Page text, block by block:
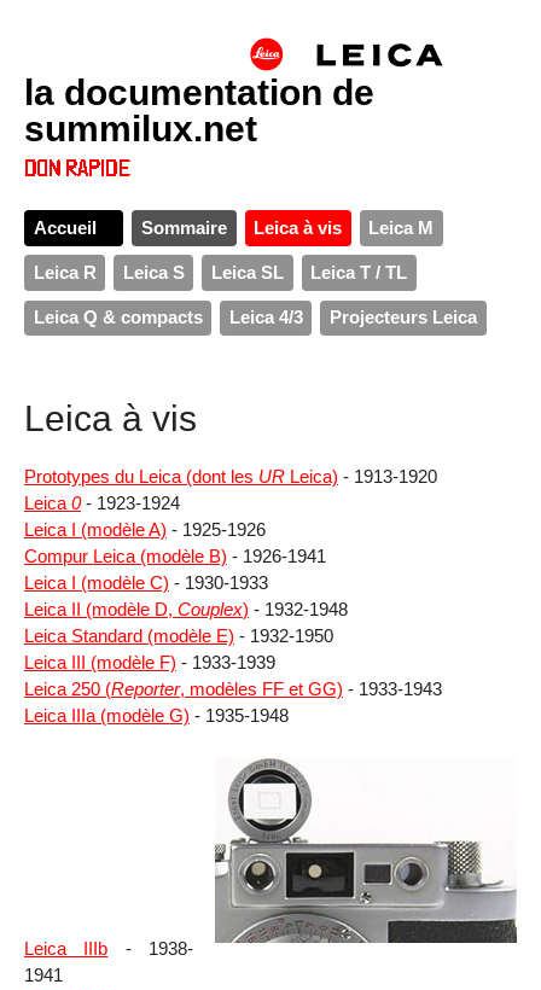
la documentation de
summilux.net
Accueil Sommaire Leica à vis Leica M
Leica R Leica S Leica SL Leica T / TL
Leica Q & compacts Leica 4/3 Projecteurs Leica
Leica à vis
Prototypes du Leica (dont les UR Leica) - 1913-1920
Leica 0- 1923-1924
Leica I (modèle A) - 1925-1926
Compur Leica (modèle B) - 1926-1941
Leica I (modèle C) - 1930-1933
Leica II (modèle D, Couplex) - 1932-1948
Leica Standard (modèle E) - 1932-1950
Leica III (modèle F) - 1933-1939
Leica 250 (Reporter, modèles FF et GG) - 1933-1943
Leica IIIa (modèle G) - 1935-1948
Leica IIIb - 1938-
1941